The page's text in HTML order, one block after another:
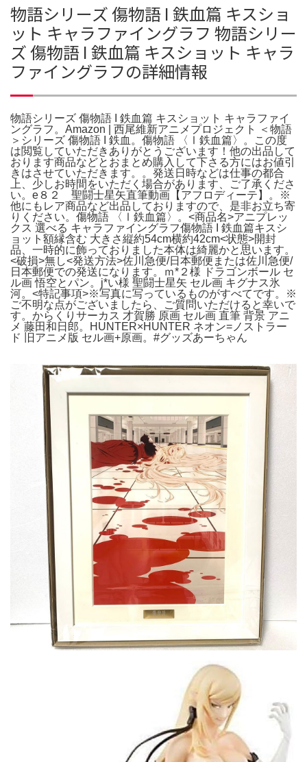
物語シリーズ 傷物語 I 鉄血篇 キスショ
ット キャラファイングラフ 物語シリー
ズ 傷物語 I 鉄血篇 キスショット キャラ
ファイングラフの詳細情報
物語シリーズ 傷物語 I 鉄血篇 キスショット キャラファイ
ングラフ。Amazon | 西尾維新アニメプロジェクト ＜物語
＞シリーズ 傷物語 I 鉄血。傷物語 〈Ⅰ鉄血篇〉。この度
は閲覧していただきありがとうございます！他の出品して
おります商品などとおまとめ購入して下さる方にはお値引
きはさせていただきます。。発送日時などは仕事の都合
上、少しお時間をいただく場合があります、ご了承くださ
い。e８２ 聖闘士星矢直筆動画【アフロディーテ】。※
他にもレア商品など出品しておりますので、是非お立ち寄
りください。傷物語 〈Ⅰ鉄血篇〉。<商品名>アニプレッ
クス 選べる キャラファイングラフ傷物語 I 鉄血篇キスシ
ョット額縁含む 大きさ縦約54cm横約42cm<状態>開封
品、一時的に飾っておりました本体は綺麗かと思います。
<破損>無し<発送方法>佐川急便/日本郵便または佐川急便/
日本郵便での発送になります。ｍ*２様 ドラゴンボール セ
ル画 悟空とパン。j*い様 聖闘士星矢 セル画 キグナス氷
河。<特記事項>※写真に写っているものがすべてです。※
ご不明な点がございましたら、ご質問いただけると幸いで
す。からくりサーカス 才賀勝 原画 セル画 直筆 背景 アニ
メ 藤田和日郎。HUNTER×HUNTER ネオン=ノストラー
ド 旧アニメ版 セル画+原画。#グッズあーちゃん